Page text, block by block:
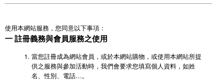
使用本網站服務，您同意以下事項：
一 註冊義務與會員服務之使用
當您註冊成為網站會員，或於本網站購物，或使用本網站所提
供之服務與參加活動時，我們會要求您填寫個人資料，如姓
名、性別、電話…。